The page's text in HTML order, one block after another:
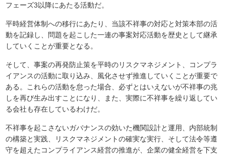
フェーズ3以降にあたる活動だ。
平時経営体制への移行にあたり、当該不祥事の対応と対策本部の活
動を記録し、問題を起こした一連の事案対応活動を歴史として継承
していくことが重要となる。
そして、事案の再発防止策を平時のリスクマネジメント、コンプラ
イアンスの活動に取り込み、風化させず推進していくことが重要で
ある。これらの活動を怠った場合、必ずとはいえないが不祥事の兆
しを再び生み出すことになり、また、実際に不祥事を繰り返してい
る会社も存在しているわけだ。
不祥事を起こさないガバナンスの効いた機関設計と運用、内部統制
の構築と実践、リスクマネジメントの確実な実行、そして法令等遵
守を超えたコンプライアンス経営の推進が、企業の健全経営を下支